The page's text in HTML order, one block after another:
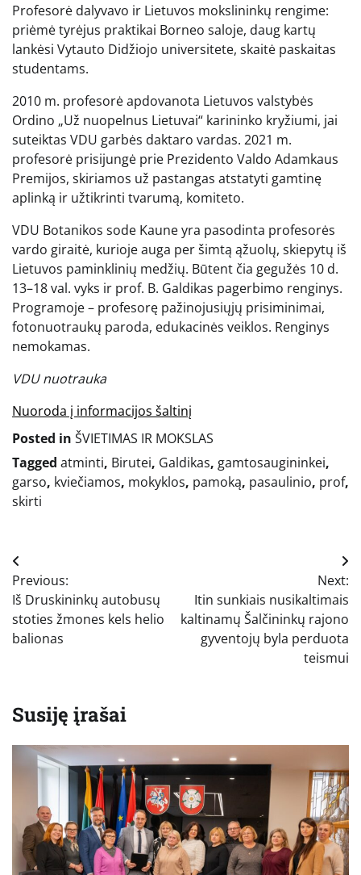
Profesorė dalyvavo ir Lietuvos mokslininkų rengime:
priėmė tyrėjus praktikai Borneo saloje, daug kartų
lankėsi Vytauto Didžiojo universitete, skaitė paskaitas
studentams.
2010 m. profesorė apdovanota Lietuvos valstybės
Ordino „Už nuopelnus Lietuvai“ karininko kryžiumi, jai
suteiktas VDU garbės daktaro vardas. 2021 m.
profesorė prisijungė prie Prezidento Valdo Adamkaus
Premijos, skiriamos už pastangas atstatyti gamtinę
aplinką ir užtikrinti tvarumą, komiteto.
VDU Botanikos sode Kaune yra pasodinta profesorės
vardo giraitė, kurioje auga per šimtą ąžuolų, skiepytų iš
Lietuvos paminklinių medžių. Būtent čia gegužės 10 d.
13–18 val. vyks ir prof. B. Galdikas pagerbimo renginys.
Programoje – profesorę pažinojusiųjų prisiminimai,
fotonuotraukų paroda, edukacinės veiklos. Renginys
nemokamas.
VDU nuotrauka
Nuoroda į informacijos šaltinį
Posted in ŠVIETIMAS IR MOKSLAS
Tagged atminti, Birutei, Galdikas, gamtosaugininkei,
garso, kviečiamos, mokyklos, pamoką, pasaulinio, prof,
skirti
Navigacija
tarp
įrašų
Previous:
Iš Druskininkų autobusų
stoties žmones kels helio
balionas
Next:
Itin sunkiais nusikaltimais
kaltinamų Šalčininkų rajono
gyventojų byla perduota
teismui
Susiję įrašai